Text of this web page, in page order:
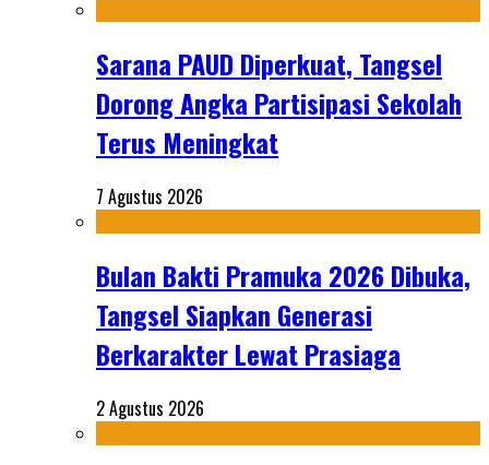
Sarana PAUD Diperkuat, Tangsel
Dorong Angka Partisipasi Sekolah
Terus Meningkat
7 Agustus 2026
Bulan Bakti Pramuka 2026 Dibuka,
Tangsel Siapkan Generasi
Berkarakter Lewat Prasiaga
2 Agustus 2026